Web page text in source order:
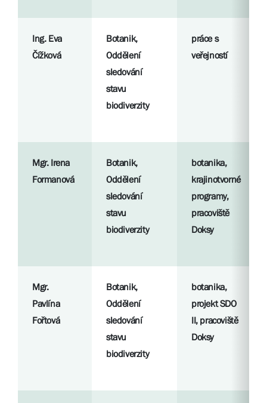
Ing. Eva
Čížková
Botanik,
Oddělení
sledování
stavu
biodiverzity
práce s
veřejností
Mgr. Irena
Formanová
Botanik,
Oddělení
sledování
stavu
biodiverzity
botanika,
krajinotvorné
programy,
pracoviště
Doksy
Mgr.
Pavlína
Fořtová
Botanik,
Oddělení
sledování
stavu
biodiverzity
botanika,
projekt SDO
II, pracoviště
Doksy